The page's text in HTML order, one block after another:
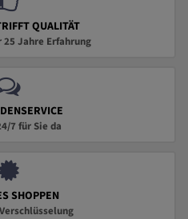
QUALITÄT
25 Jahre Erfahrung
7 für Sie da
SHOPPEN